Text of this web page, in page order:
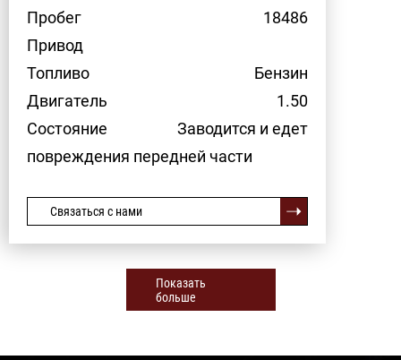
Пробег
18486
Привод
Топливо
Бензин
Двигатель
1.50
Состояние
Заводится и едет
повреждения передней части
Связаться с нами
Показать
больше